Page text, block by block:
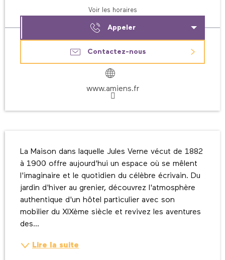
Voir les horaires
Appeler
Contactez-nous
www.amiens.fr
La Maison dans laquelle Jules Verne vécut de 1882
à 1900 offre aujourd'hui un espace où se mêlent
l'imaginaire et le quotidien du célèbre écrivain. Du
jardin d'hiver au grenier, découvrez l'atmosphère
authentique d'un hôtel particulier avec son
mobilier du XIXème siècle et revivez les aventures
des...
Lire la suite